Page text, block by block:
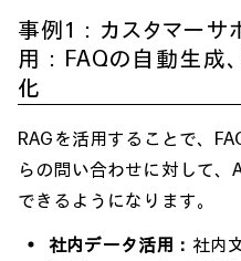
事例1：カスタマーサ
用：FAQの自動生成
化
RAGを活用することで、
らの問い合わせに対して
できるようになります。
社内データ活用： 社内